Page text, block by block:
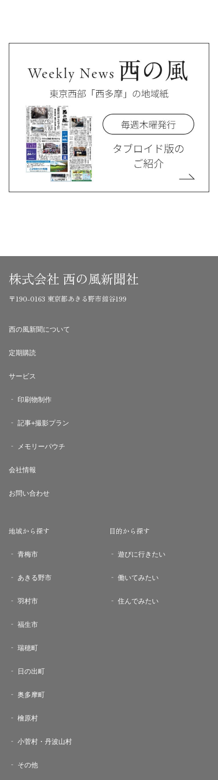
株式会社 西の風新聞社
〒190-0163 東京都あきる野市舘谷199
西の風新聞について
定期購読
サービス
印刷物制作
記事+撮影プラン
メモリーパウチ
会社情報
お問い合わせ
地域から探す
青梅市
あきる野市
羽村市
福生市
瑞穂町
日の出町
奥多摩町
檜原村
小菅村・丹波山村
その他
目的から探す
遊びに行きたい
働いてみたい
住んでみたい